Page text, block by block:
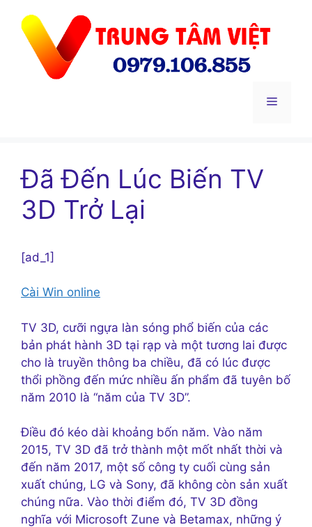
Menu
Đã Đến Lúc Biến TV
3D Trở Lại
[ad_1]
Cài Win online
TV 3D, cưỡi ngựa làn sóng phổ biến của các
bản phát hành 3D tại rạp và một tương lai được
cho là truyền thông ba chiều, đã có lúc được
thổi phồng đến mức nhiều ấn phẩm đã tuyên bố
năm 2010 là “năm của TV 3D”.
Điều đó kéo dài khoảng bốn năm. Vào năm
2015, TV 3D đã trở thành một mốt nhất thời và
đến năm 2017, một số công ty cuối cùng sản
xuất chúng, LG và Sony, đã không còn sản xuất
chúng nữa. Vào thời điểm đó, TV 3D đồng
nghĩa với Microsoft Zune và Betamax, những ý